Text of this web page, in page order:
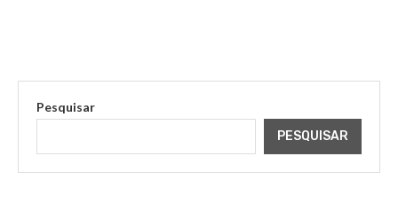
Pesquisar
PESQUISAR